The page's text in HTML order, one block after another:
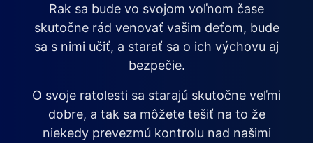
Rak sa bude vo svojom voľnom čase
skutočne rád venovať vašim deťom, bude
sa s nimi učiť, a starať sa o ich výchovu aj
bezpečie.
O svoje ratolesti sa starajú skutočne veľmi
dobre, a tak sa môžete tešiť na to že
niekedy prevezmú kontrolu nad našimi